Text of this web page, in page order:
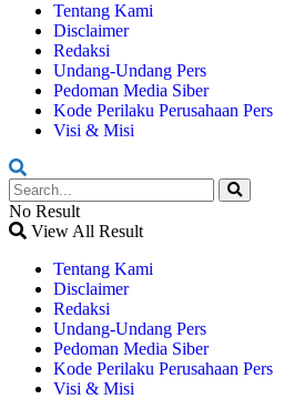
Tentang Kami
Disclaimer
Redaksi
Undang-Undang Pers
Pedoman Media Siber
Kode Perilaku Perusahaan Pers
Visi & Misi
No Result
View All Result
Tentang Kami
Disclaimer
Redaksi
Undang-Undang Pers
Pedoman Media Siber
Kode Perilaku Perusahaan Pers
Visi & Misi